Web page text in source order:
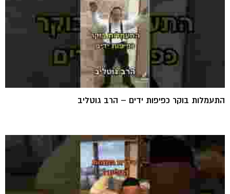
התעמלות בוקר כפיפות ידים – הרב גוטליב